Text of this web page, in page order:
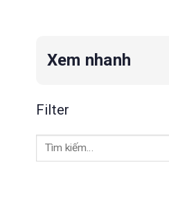
Xem nhanh
Filter
Tìm